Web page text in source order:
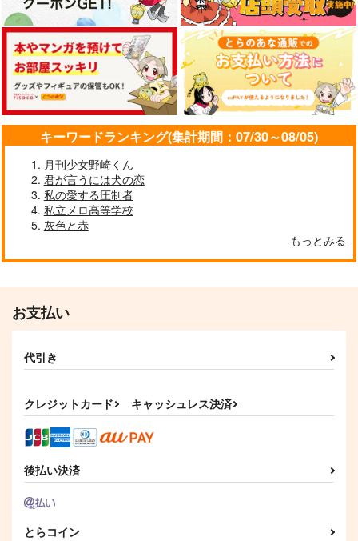
キーワードランキング(集計期間：07/30～08/05)
月刊少女野崎くん
君が言うには犬の恋
私の愛する圧制者
私立メロ高等学校
灰色と赤
もっとみる
お支払い
代引き
クレジットカード キャッシュレス決済
後払い決済
とらコイン